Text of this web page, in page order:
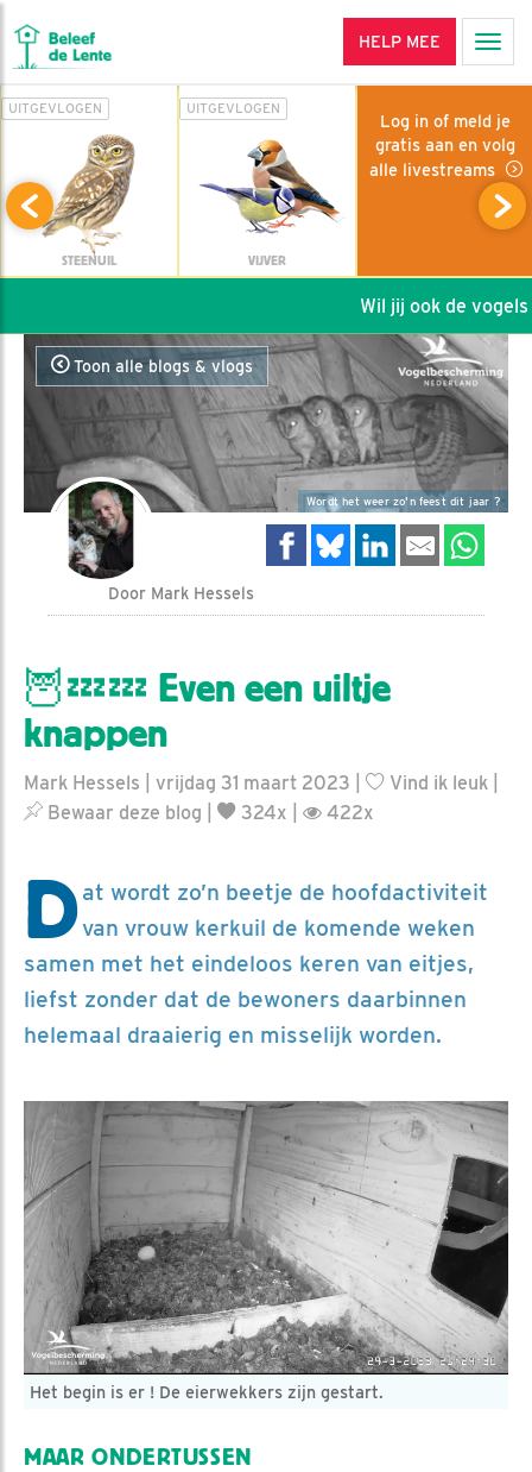
HELP MEE
UITGEVLOGEN
STEENUIL
UITGEVLOGEN
VIJVER
Log in of meld je
gratis aan en volg
alle livestreams
Wil jij ook de vogels
Toon alle blogs & vlogs
Wordt het weer zo'n feest dit jaar ?
Door Mark Hessels
🦉💤💤 Even een uiltje
knappen
Mark Hessels | vrijdag 31 maart 2023 | Vind ik leuk
Bewaar deze blog
324x | 422x
Dat wordt zo’n beetje de hoofdactiviteit
van vrouw kerkuil de komende weken
samen met het eindeloos keren van eitjes,
liefst zonder dat de bewoners daarbinnen
helemaal draaierig en misselijk worden.
Het begin is er ! De eierwekkers zijn gestart.
MAAR ONDERTUSSEN